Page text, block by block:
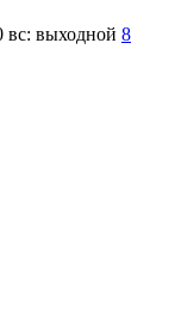
вс: выходной 8